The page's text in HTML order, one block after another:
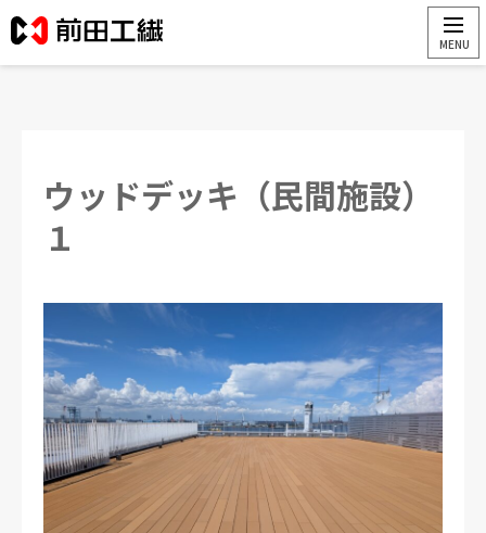
ウッドデッキ（民間施設）
１